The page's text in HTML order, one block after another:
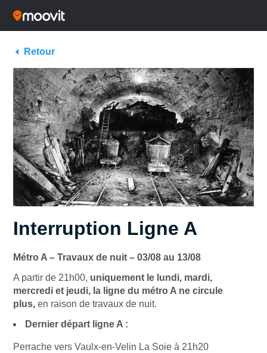
Retour
Interruption Ligne A
Métro A – Travaux de nuit – 03/08 au 13/08
A partir de 21h00, uniquement le lundi, mardi,
mercredi et jeudi, la ligne du métro A ne circule
plus, en raison de travaux de nuit.
Dernier départ ligne A :
Perrache vers Vaulx-en-Velin La Soie à 21h20